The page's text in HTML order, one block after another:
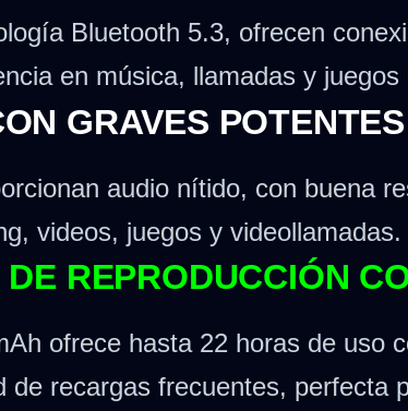
Bluetooth 5.3, ofrecen
en música, llamadas y
GRAVES
audio nítido, con buena
videos, juegos y videollamadas.
REPRODUCCIÓN
ofrece hasta 22 horas de uso
de recargas frecuentes, perfecta